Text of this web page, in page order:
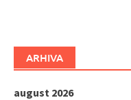
ARHIVA
august 2026